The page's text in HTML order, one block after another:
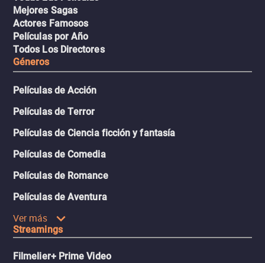
Mejores Sagas
Actores Famosos
Películas por Año
Todos Los Directores
Géneros
Películas de Acción
Películas de Terror
Películas de Ciencia ficción y fantasía
Películas de Comedia
Películas de Romance
Películas de Aventura
Ver más
Streamings
Filmelier+ Prime Video